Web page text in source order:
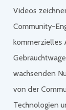
Videos
Community-
kommerzielles
wachsenden
von der
Technologien